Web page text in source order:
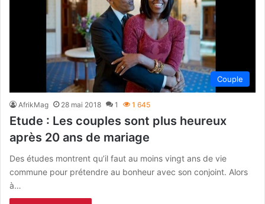
Couple
AfrikMag 28 mai 2018 1 1 645
Etude : Les couples sont plus heureux
après 20 ans de mariage
Des études montrent qu’il faut au moins vingt ans de vie
commune pour prétendre au bonheur avec son conjoint. Alors
à…